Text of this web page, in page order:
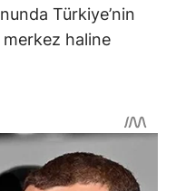
Türkiye’nin
haline